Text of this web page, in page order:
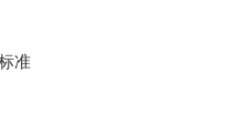
准